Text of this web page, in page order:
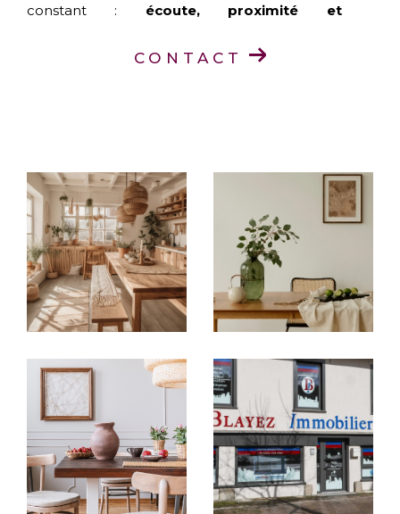
constant : écoute, proximité et
Égletons, Ussel et Meymac
agence
immobilièrevous accueille avec une parfaite
connaissance du marché de son secteur.
Acheter ou vendre en toute
confiance
Vous recherchez une maison à vendre en
la-Gaillarde
ou un bien à investir autour de
Tulle ?
Nos agences vous proposent un large choix
d’annonces immobilières en Corrèze:
Villas, maisons de village, appartements,
studios, garages
CONTACT